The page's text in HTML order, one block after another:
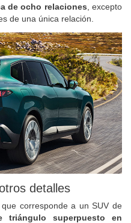
de ocho relaciones , excepto
de una única relación.
detalles
corresponde a un SUV de
triángulo superpuesto en